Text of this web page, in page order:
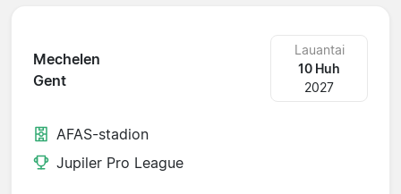
Mechelen
Gent
Lauantai
10 Huh
2027
AFAS-stadion
Jupiler Pro League